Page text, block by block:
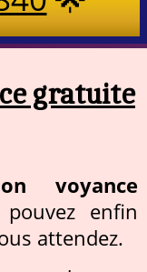
gratuite
voyance
enfin
attendez.